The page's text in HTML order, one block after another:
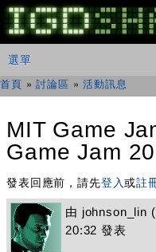
移
至
主
IGDSHARE
獨
遊
者
分
會
主選單
選單
您在這裡
首頁 »討論區 »活動訊息
MIT Game
Game Jam
發表回應前，請先登入或註
由 johnson_lin
20:32 發表